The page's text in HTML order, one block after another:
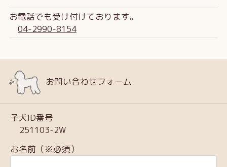
お電話でも受け付けております。
04-2990-8154
お問い合わせフォーム
子犬ID番号
251103-2W
お名前（※必須）